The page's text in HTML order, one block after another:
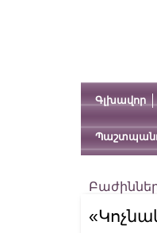
Գլխավոր